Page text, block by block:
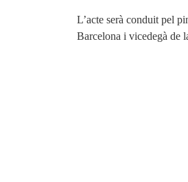
L’acte serà conduit pel
Barcelona i vicedegà de